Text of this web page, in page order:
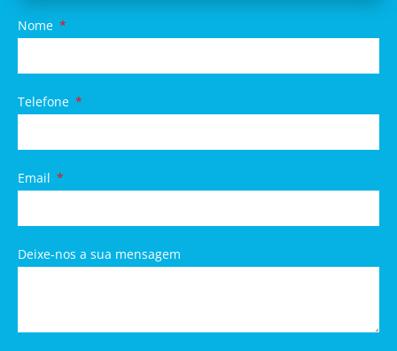
Nome
Telefone
Email
Deixe-nos a sua mensagem